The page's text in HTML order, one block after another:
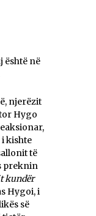
është në
njerëzit
Hygo
kishte
të
preknin
kundër
Hygoi, i
së